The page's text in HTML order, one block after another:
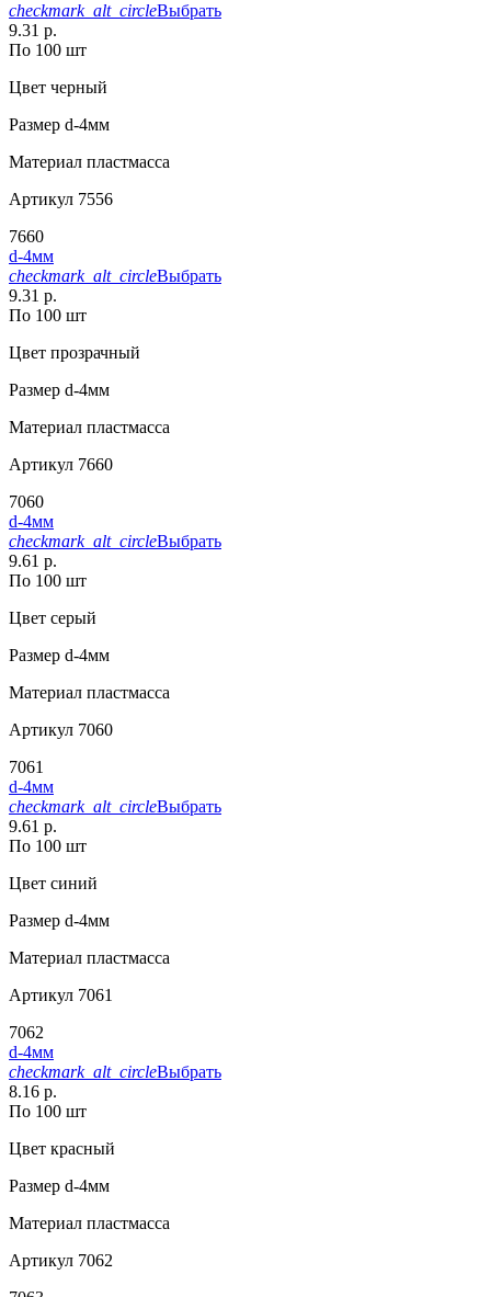
checkmark_alt_circleВыбрать
9.31 р.
По 100 шт
Цвет черный
Размер d-4мм
Материал пластмасса
Артикул 7556
7660
d-4мм
checkmark_alt_circleВыбрать
9.31 р.
По 100 шт
Цвет прозрачный
Размер d-4мм
Материал пластмасса
Артикул 7660
7060
d-4мм
checkmark_alt_circleВыбрать
9.61 р.
По 100 шт
Цвет серый
Размер d-4мм
Материал пластмасса
Артикул 7060
7061
d-4мм
checkmark_alt_circleВыбрать
9.61 р.
По 100 шт
Цвет синий
Размер d-4мм
Материал пластмасса
Артикул 7061
7062
d-4мм
checkmark_alt_circleВыбрать
8.16 р.
По 100 шт
Цвет красный
Размер d-4мм
Материал пластмасса
Артикул 7062